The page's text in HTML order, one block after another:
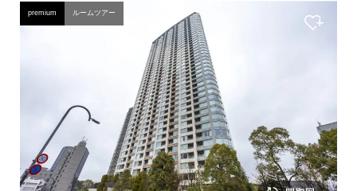
premium ルームツアー